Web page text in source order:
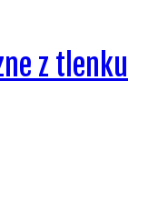
z tlenku